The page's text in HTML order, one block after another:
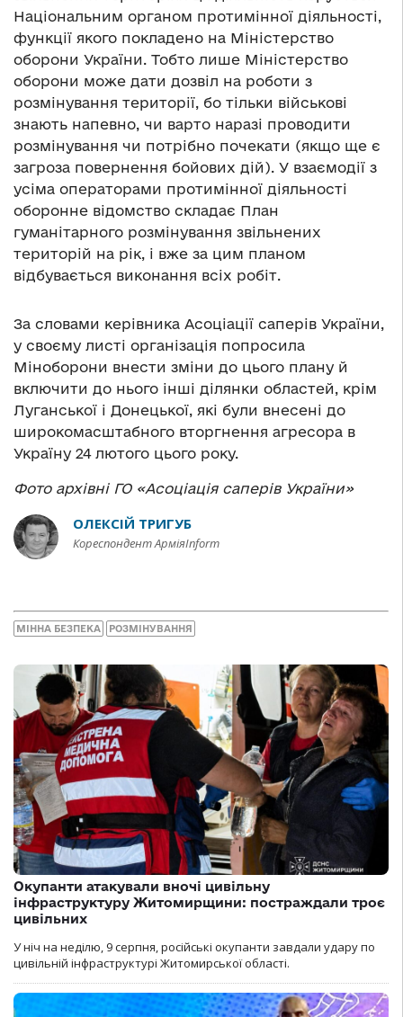
Національним органом протимінної діяльності,
функції якого покладено на Міністерство
оборони України. Тобто лише Міністерство
оборони може дати дозвіл на роботи з
розмінування території, бо тільки військові
знають напевно, чи варто наразі проводити
розмінування чи потрібно почекати (якщо ще є
загроза повернення бойових дій). У взаємодії з
усіма операторами протимінної діяльності
оборонне відомство складає План
гуманітарного розмінування звільнених
територій на рік, і вже за цим планом
відбувається виконання всіх робіт.
За словами керівника Асоціації саперів України,
у своєму листі організація попросила
Міноборони внести зміни до цього плану й
включити до нього інші ділянки областей, крім
Луганської і Донецької, які були внесені до
широкомасштабного вторгнення агресора в
Україну 24 лютого цього року.
Фото архівні ГО «Асоціація саперів України»
ОЛЕКСІЙ ТРИГУБ
Кореспондент АрміяInform
МІННА БЕЗПЕКА РОЗМІНУВАННЯ
Окупанти атакували вночі цивільну
інфраструктуру Житомирщини: постраждали троє
цивільних
У ніч на неділю, 9 серпня, російські окупанти завдали удару по
цивільній інфраструктурі Житомирської області.